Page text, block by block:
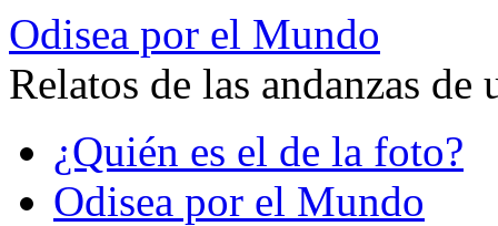
Odisea por el Mundo
Relatos de las andanzas
contenido¿Quién es el de la foto?
Odisea por el Mundo